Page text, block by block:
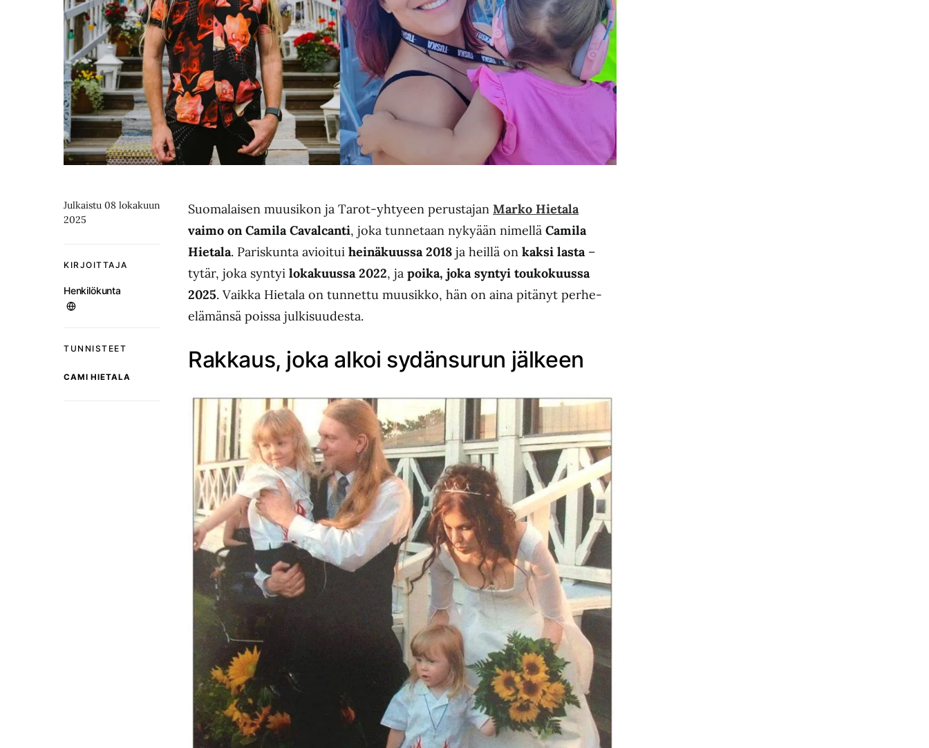
Julkaistu 08 lokakuun
2025
KIRJOITTAJA
Henkilökunta
TUNNISTEET
CAMI HIETALA
Suomalaisen muusikon ja Tarot-yhtyeen perustajan Marko Hietala
vaimo on Camila Cavalcanti, joka tunnetaan nykyään nimellä Camila
Hietala. Pariskunta avioitui heinäkuussa 2018 ja heillä on kaksi lasta–
tytär, joka syntyi lokakuussa 2022, ja poika, joka syntyi toukokuussa
2025. Vaikka Hietala on tunnettu muusikko, hän on aina pitänyt perhe-
elämänsä poissa julkisuudesta.
Rakkaus, joka alkoi sydänsurun jälkeen